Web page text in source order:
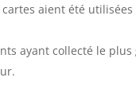
aient été
ayant collecté le